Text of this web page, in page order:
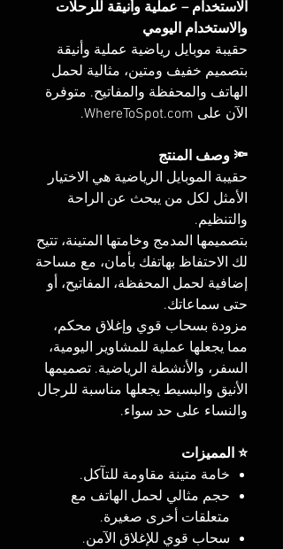
الاستخدام – عملية وأنيقة للرحلات
والاستخدام اليومي
حقيبة موبايل رياضية عملية وأنيقة
بتصميم خفيف ومتين، مثالية لحمل
الهاتف والمحفظة والمفاتيح. متوفرة
الآن على WhereToSpot.com.
🔦 وصف المنتج
حقيبة الموبايل الرياضية هي الاختيار
الأمثل لكل من يبحث عن الراحة
والتنظيم.
بتصميمها المدمج وخامتها المتينة، تتيح
لك الاحتفاظ بهاتفك بأمان، مع مساحة
إضافية لحمل المحفظة، المفاتيح، أو
حتى سماعاتك.
مزودة بسحاب قوي وإغلاق محكم،
مما يجعلها عملية للمشاوير اليومية،
السفر، والأنشطة الرياضية. تصميمها
الأنيق والبسيط يجعلها مناسبة للرجال
والنساء على حد سواء.
⭐ المميزات
خامة متينة مقاومة للتآكل.
حجم مثالي لحمل الهاتف مع
متعلقات أخرى صغيرة.
سحاب قوي للإغلاق الآمن.